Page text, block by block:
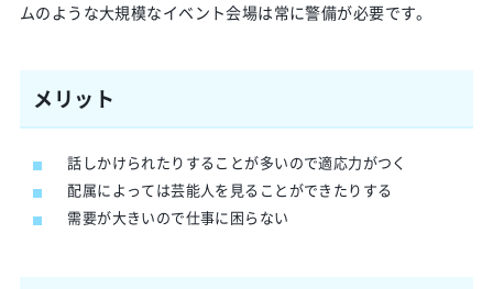
ムのような大規模なイベント会場は常に警備が必要です。
メリット
話しかけられたりすることが多いので適応力がつく
配属によっては芸能人を見ることができたりする
需要が大きいので仕事に困らない